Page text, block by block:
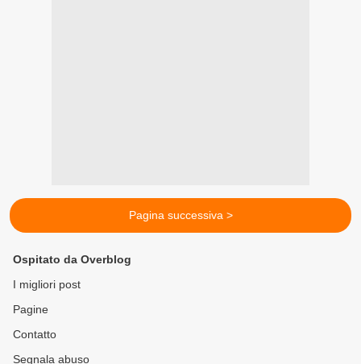
Pagina successiva >
Ospitato da Overblog
I migliori post
Pagine
Contatto
Segnala abuso